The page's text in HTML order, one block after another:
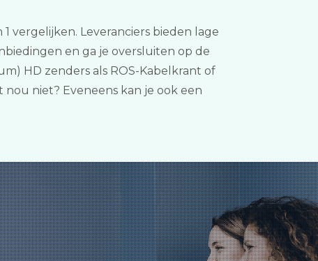
vergelijken. Leveranciers bieden lage
en ga je oversluiten op de
HD zenders als ROS-Kabelkrant of
niet? Eveneens kan je ook een